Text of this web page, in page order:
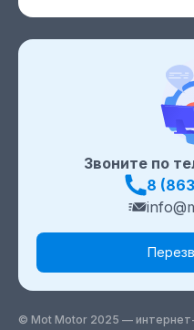
Звоните по
8
© Mot Motor 2025 — интернет-